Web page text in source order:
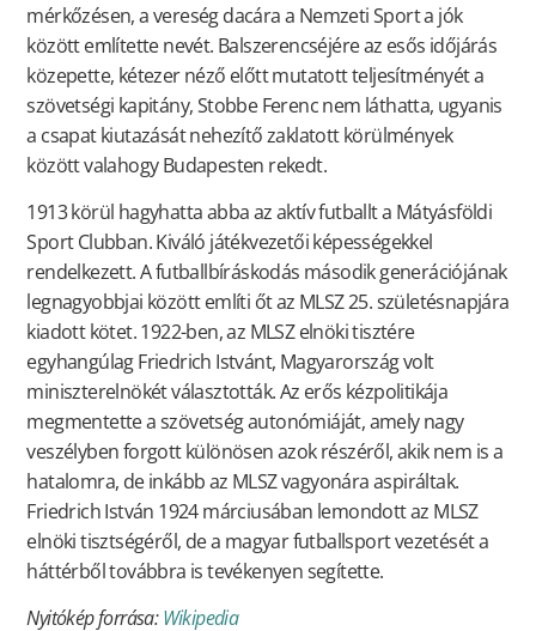
mérkőzésen, a vereség dacára a Nemzeti Sport a jók
között említette nevét. Balszerencséjére az esős időjárás
közepette, kétezer néző előtt mutatott teljesítményét a
szövetségi kapitány, Stobbe Ferenc nem láthatta, ugyanis
a csapat kiutazását nehezítő zaklatott körülmények
között valahogy Budapesten rekedt.
1913 körül hagyhatta abba az aktív futballt a Mátyásföldi
Sport Clubban. Kiváló játékvezetői képességekkel
rendelkezett. A futballbíráskodás második generációjának
legnagyobbjai között említi őt az MLSZ 25. születésnapjára
kiadott kötet. 1922-ben, az MLSZ elnöki tisztére
egyhangúlag Friedrich Istvánt, Magyarország volt
miniszterelnökét választották. Az erős kézpolitikája
megmentette a szövetség autonómiáját, amely nagy
veszélyben forgott különösen azok részéről, akik nem is a
hatalomra, de inkább az MLSZ vagyonára aspiráltak.
Friedrich István 1924 márciusában lemondott az MLSZ
elnöki tisztségéről, de a magyar futballsport vezetését a
háttérből továbbra is tevékenyen segítette.
Nyitókép forrása:Wikipedia